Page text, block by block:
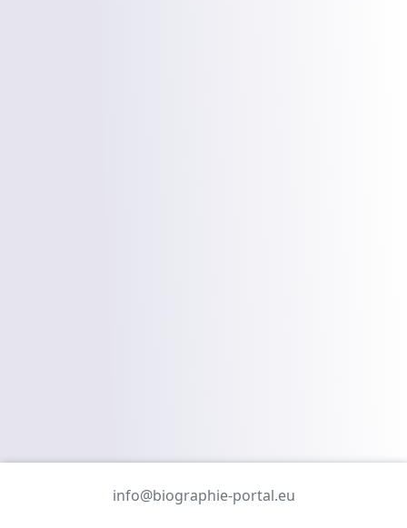
info@biographie-portal.eu